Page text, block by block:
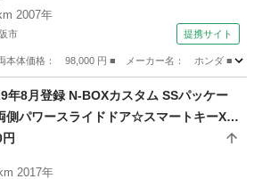
2007年
市 提携サイト
本体価格： 98,000 円 ■ メーカー名： ホンダ
年8月登録 N-BOXカスタム SSパッケー
側パワースライドドア☆スマートキーX2
ナビ☆Bluetooth☆バックモニター☆
ルセグTV☆ETC☆VSA☆シートヒーター
2017年